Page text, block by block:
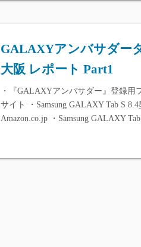
GALAXYアンバサダー
大阪 レポート Part1
・『GALAXYアンバサダー』登録
サイト ・Samsung GALAXY Tab S
Amazon.co.jp ・Samsung GALAXY